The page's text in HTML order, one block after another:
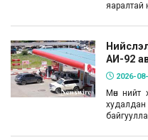
яаралтай
АИ-92
2026-
Мөн нийт